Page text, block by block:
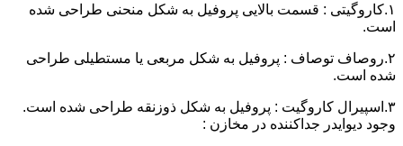
۱.کاروگیتی : قسمت بالایی پروفیل به شکل منحنی طراحی شده
است.
۲.روصاف توصاف : پروفیل به شکل مربعی یا مستطیلی طراحی
شده است.
۳.اسپیرال کاروگیت : پروفیل به شکل ذوزنقه طراحی شده است.
وجود دیوایدر جداکننده در مخازن :